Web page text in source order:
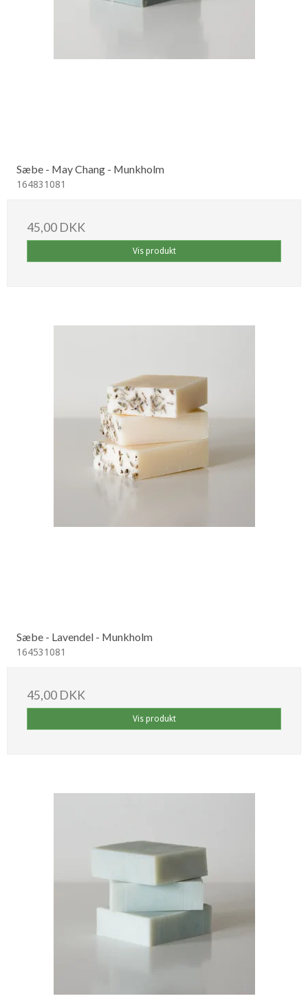
Sæbe - May Chang - Munkholm
164831081
45,00 DKK
Vis produkt
Sæbe - Lavendel - Munkholm
164531081
45,00 DKK
Vis produkt